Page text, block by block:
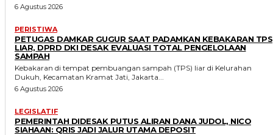
6 Agustus 2026
PERISTIWA
PETUGAS DAMKAR GUGUR SAAT PADAMKAN KEBAKARAN TPS
LIAR, DPRD DKI DESAK EVALUASI TOTAL PENGELOLAAN
SAMPAH
Kebakaran di tempat pembuangan sampah (TPS) liar di Kelurahan
Dukuh, Kecamatan Kramat Jati, Jakarta...
6 Agustus 2026
LEGISLATIF
PEMERINTAH DIDESAK PUTUS ALIRAN DANA JUDOL, NICO
SIAHAAN: QRIS JADI JALUR UTAMA DEPOSIT